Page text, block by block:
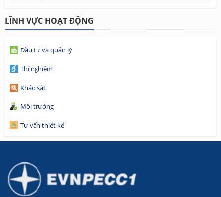
LĨNH VỰC HOẠT ĐỘNG
Đầu tư và quản lý
Thí nghiệm
Khảo sát
Môi trường
Tư vấn thiết kế